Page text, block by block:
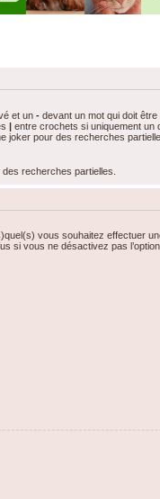
et un - devant un mot qui doit être
| entre crochets si uniquement un
joker pour des recherches
recherches partielles.
vous souhaitez effectuer
si vous ne désactivez pas